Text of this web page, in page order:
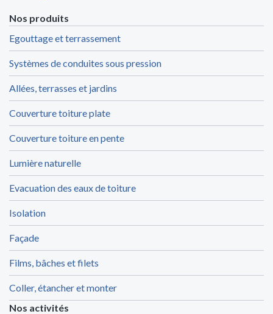
Nos produits
Egouttage et terrassement
Systèmes de conduites sous pression
Allées, terrasses et jardins
Couverture toiture plate
Couverture toiture en pente
Lumière naturelle
Evacuation des eaux de toiture
Isolation
Façade
Films, bâches et filets
Coller, étancher et monter
Nos activités